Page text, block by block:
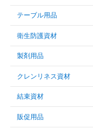
テーブル用品
衛生防護資材
製剤用品
クレンリネス資材
結束資材
販促用品